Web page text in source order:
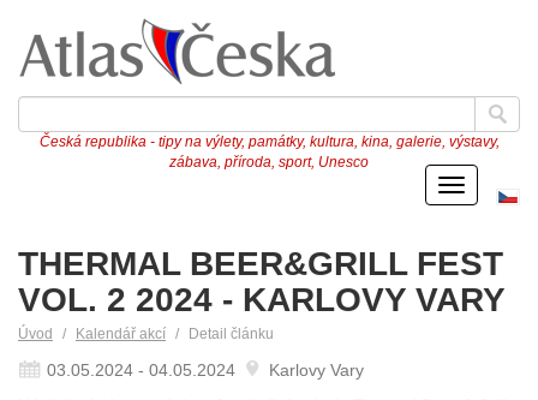
Česká republika - tipy na výlety, památky, kultura, kina, galerie, výstavy,
zábava, příroda, sport, Unesco
Menu
THERMAL BEER&GRILL FEST
VOL. 2 2024 - KARLOVY VARY
Úvod Kalendář akcí Detail článku
03.05.2024 - 04.05.2024
Karlovy Vary